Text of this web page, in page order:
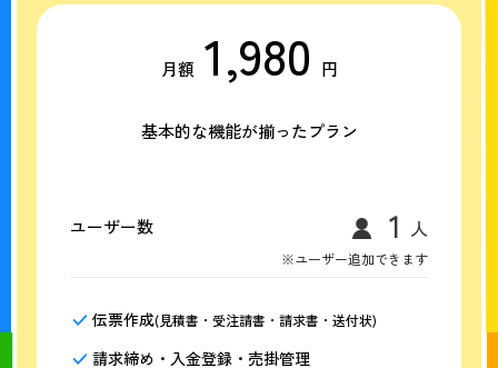
月額 1,980 円
基本的な機能が揃ったプラン
ユーザー数
※ユーザー追加できます
伝票作成(見積書・受注請書・請求書・送付状)
請求締め・入金登録・売掛管理